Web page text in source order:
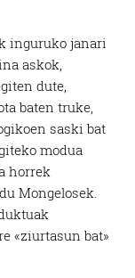
inguruko janari
askok,
dute,
baten truke,
saski bat
modua
horrek
Mongelosek.
«ziurtasun bat»